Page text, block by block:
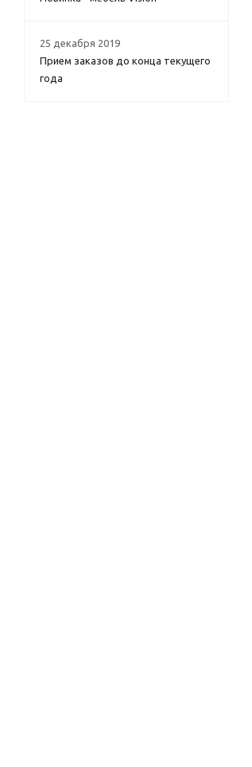
25 декабря 2019
Прием заказов до конца текущего
года